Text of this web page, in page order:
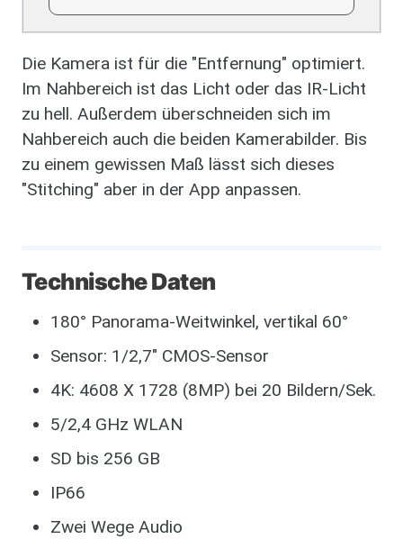
Die Kamera ist für die "Entfernung" optimiert.
Im Nahbereich ist das Licht oder das IR-Licht
zu hell. Außerdem überschneiden sich im
Nahbereich auch die beiden Kamerabilder. Bis
zu einem gewissen Maß lässt sich dieses
"Stitching" aber in der App anpassen.
Technische Daten
180° Panorama-Weitwinkel, vertikal 60°
Sensor: 1/2,7" CMOS-Sensor
4K: 4608 X 1728 (8MP) bei 20 Bildern/Sek.
5/2,4 GHz WLAN
SD bis 256 GB
IP66
Zwei Wege Audio